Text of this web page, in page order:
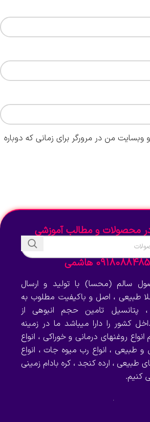
وبسایت من در مرورگر برای زمانی که دوباره
محصولات و مطالب آموزشی
هاشمی
سالم (محسا) با تولید و ارسال
طبیعی ، اصل و باکیفیت مطلوب به
پتانسیل تامین حجم انبوهی از
کشور را دارا میباشد ما در زمینه
روغنهای درمانی و خوراکی ، انواع
طبیعی ، انواع رب میوه جات ، انواع
طبیعی ، ارده کنجد ، کره بادام زمینی
کنیم.